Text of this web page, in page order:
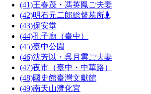
(41)王春茂・馮英鳳ご夫妻
(42)明石元二郎総督墓所
(43)保安堂
(44)孔子廟（臺中）
(45)臺中公園
(46)沈芳以・呉月雲ご夫妻
(47)夜市（臺中・中華路）
(48)國史館臺灣文獻館
(49)南天山濟化宮